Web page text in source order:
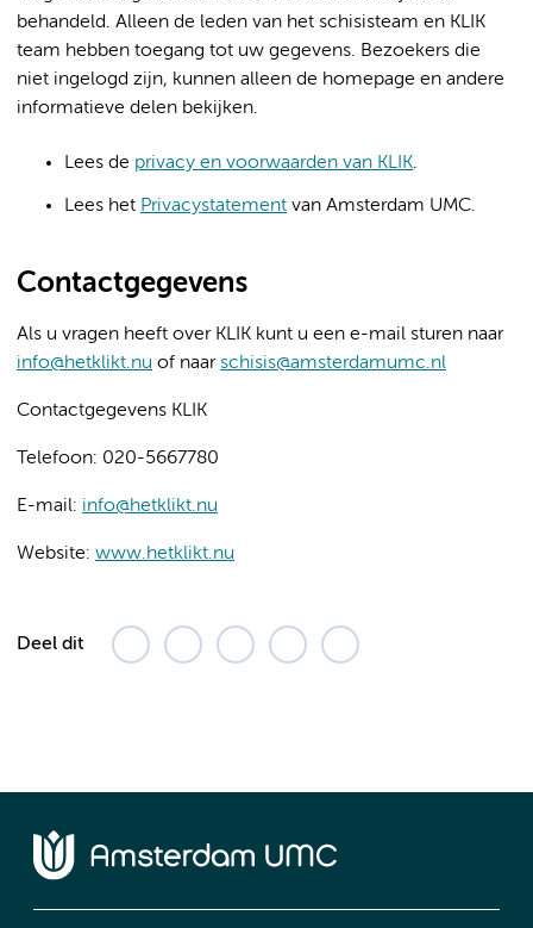
behandeld. Alleen de leden van het schisisteam en KLIK
team hebben toegang tot uw gegevens. Bezoekers die
niet ingelogd zijn, kunnen alleen de homepage en andere
informatieve delen bekijken.
Lees de privacy en voorwaarden van KLIK.
Lees het Privacystatement van Amsterdam UMC.
Contactgegevens
Als u vragen heeft over KLIK kunt u een e-mail sturen naar
info@hetklikt.nu of naar schisis@amsterdamumc.nl
Contactgegevens KLIK
Telefoon: 020-5667780
E-mail: info@hetklikt.nu
Website: www.hetklikt.nu
Deel dit